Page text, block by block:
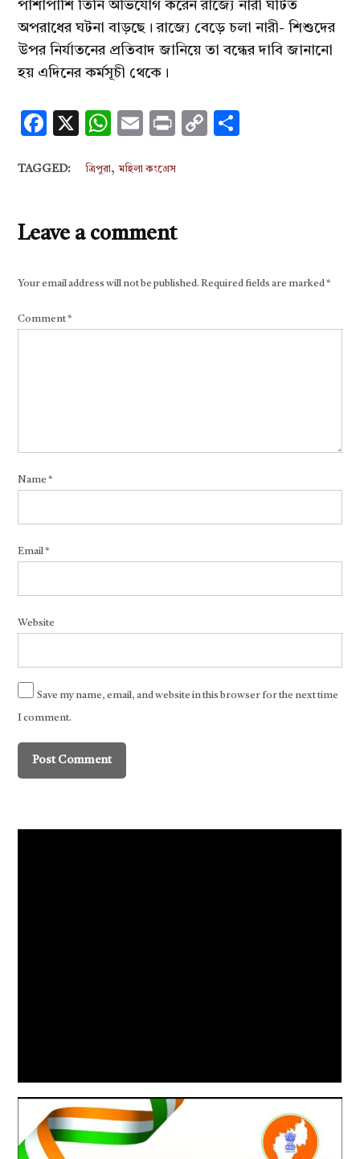
পাশাপাশি তিনি অভিযোগ করেন রাজ্যে নারী ঘটিত
অপরাধের ঘটনা বাড়ছে। রাজ্যে বেড়ে চলা নারী- শিশুদের
উপর নির্যাতনের প্রতিবাদ জানিয়ে তা বন্ধের দাবি জানানো
হয় এদিনের কর্মসূচী থেকে।
Facebook
X WhatsApp
EmailPrintCopy
TAGGED: ত্রিপুরা ,মহিলা কংগ্রেস
Leave a comment
Your email address will not be published. Required fields are marked*
Comment*
Name*
Email*
Website
Save my name, email, and website in this browser for the next time
I comment.